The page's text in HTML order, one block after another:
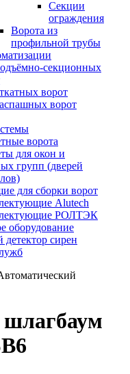
Секции
ограждения
Ворота из
профильной трубы
секционных
ворот
ворот
ворота
для окон и
групп (дверей
для сборки ворот
Alutech
РОЛТЭК
оборудование
детектор сирен